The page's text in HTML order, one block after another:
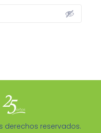
derechos reservados.